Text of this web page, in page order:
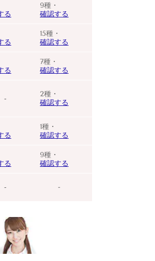
る
9種・
確認する
る
15種・
確認する
る
7種・
確認する
2種・
確認する
る
1種・
確認する
る
9種・
確認する
-